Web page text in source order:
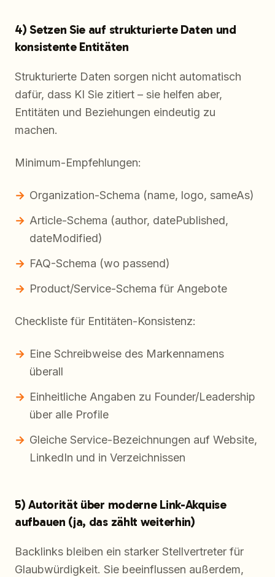
4) Setzen Sie auf strukturierte Daten und
konsistente Entitäten
Strukturierte Daten sorgen nicht automatisch
dafür, dass KI Sie zitiert – sie helfen aber,
Entitäten und Beziehungen eindeutig zu
machen.
Minimum-Empfehlungen:
Organization-Schema (name, logo, sameAs)
Article-Schema (author, datePublished,
dateModified)
FAQ-Schema (wo passend)
Product/Service-Schema für Angebote
Checkliste für Entitäten-Konsistenz:
Eine Schreibweise des Markennamens
überall
Einheitliche Angaben zu Founder/Leadership
über alle Profile
Gleiche Service-Bezeichnungen auf Website,
LinkedIn und in Verzeichnissen
5) Autorität über moderne Link-Akquise
aufbauen (ja, das zählt weiterhin)
Backlinks bleiben ein starker Stellvertreter für
Glaubwürdigkeit. Sie beeinflussen außerdem,